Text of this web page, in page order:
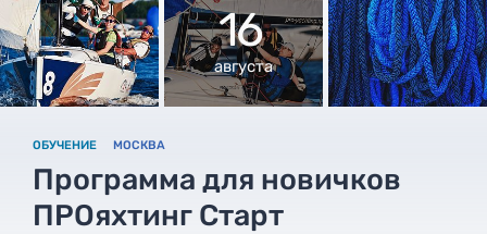
16
августа
ОБУЧЕНИЕ МОСКВА
Программа для новичков
ПРОяхтинг Старт